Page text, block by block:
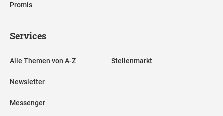
Promis
Services
Alle Themen von A-Z
Newsletter
Messenger
Stellenmarkt